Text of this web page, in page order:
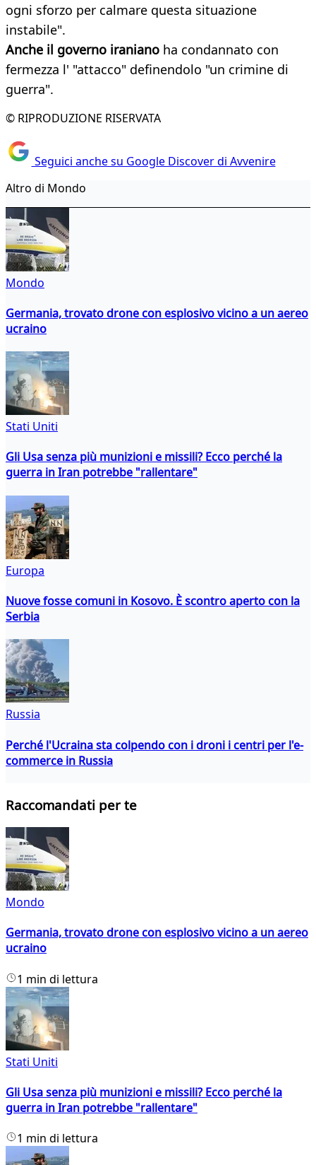
ogni sforzo per calmare questa situazione
instabile".
Anche il governo iraniano ha condannato con
fermezza l' "attacco" definendolo "un crimine di
guerra".
© RIPRODUZIONE RISERVATA
Seguici anche su Google Discover di Avvenire
Altro di Mondo
Mondo
Germania, trovato drone con esplosivo vicino a un aereo
ucraino
Stati Uniti
Gli Usa senza più munizioni e missili? Ecco perché la
guerra in Iran potrebbe "rallentare"
Europa
Nuove fosse comuni in Kosovo. È scontro aperto con la
Serbia
Russia
Perché l'Ucraina sta colpendo con i droni i centri per l'e-
commerce in Russia
Raccomandati per te
Mondo
Germania, trovato drone con esplosivo vicino a un aereo
ucraino
1 min di lettura
Stati Uniti
Gli Usa senza più munizioni e missili? Ecco perché la
guerra in Iran potrebbe "rallentare"
1 min di lettura